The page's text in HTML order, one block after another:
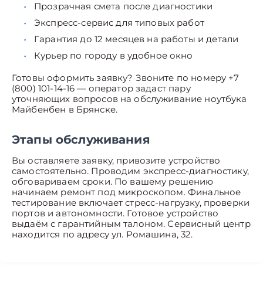
Прозрачная смета после диагностики
Экспресс-сервис для типовых работ
Гарантия до 12 месяцев на работы и детали
Курьер по городу в удобное окно
Готовы оформить заявку? Звоните по номеру +7
(800) 101-14-16 — оператор задаст пару
уточняющих вопросов на обслуживание ноутбука
Майбенбен в Брянске.
Этапы обслуживания
Вы оставляете заявку, привозите устройство
самостоятельно. Проводим экспресс-диагностику,
обговариваем сроки. По вашему решению
начинаем ремонт под микроскопом. Финальное
тестирование включает стресс-нагрузку, проверки
портов и автономности. Готовое устройство
выдаём с гарантийным талоном. Сервисный центр
находится по адресу ул. Ромашина, 32.